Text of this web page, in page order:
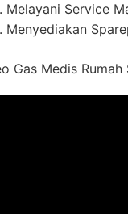
Melayani Service
Menyediakan
Gas Medis Rumah